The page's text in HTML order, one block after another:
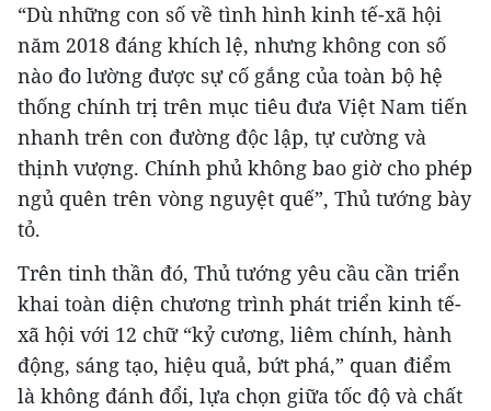
“Dù những con số về tình hình kinh tế-xã hội
năm 2018 đáng khích lệ, nhưng không con số
nào đo lường được sự cố gắng của toàn bộ hệ
thống chính trị trên mục tiêu đưa Việt Nam tiến
nhanh trên con đường độc lập, tự cường và
thịnh vượng. Chính phủ không bao giờ cho phép
ngủ quên trên vòng nguyệt quế”, Thủ tướng bày
tỏ.
Trên tinh thần đó, Thủ tướng yêu cầu cần triển
khai toàn diện chương trình phát triển kinh tế-
xã hội với 12 chữ “kỷ cương, liêm chính, hành
động, sáng tạo, hiệu quả, bứt phá,” quan điểm
là không đánh đổi, lựa chọn giữa tốc độ và chất